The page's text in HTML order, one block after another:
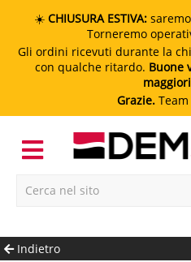
☀️ CHIUSURA ESTIVA:
Torneremo
Gli ordini ricevuti durante la
con qualche ritardo. Buone
Grazie.
Indietro